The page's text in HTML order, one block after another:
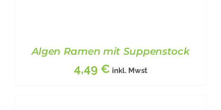
Algen Ramen mit Suppenstock
4,49 € inkl. Mwst